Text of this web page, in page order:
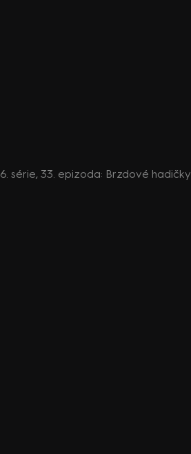
6. série, 33. epizoda: Brzdové hadičky